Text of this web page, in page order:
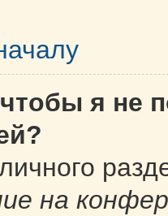
я не
на